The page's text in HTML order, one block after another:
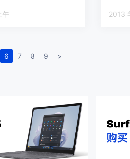
上午
6 7 8 9 >